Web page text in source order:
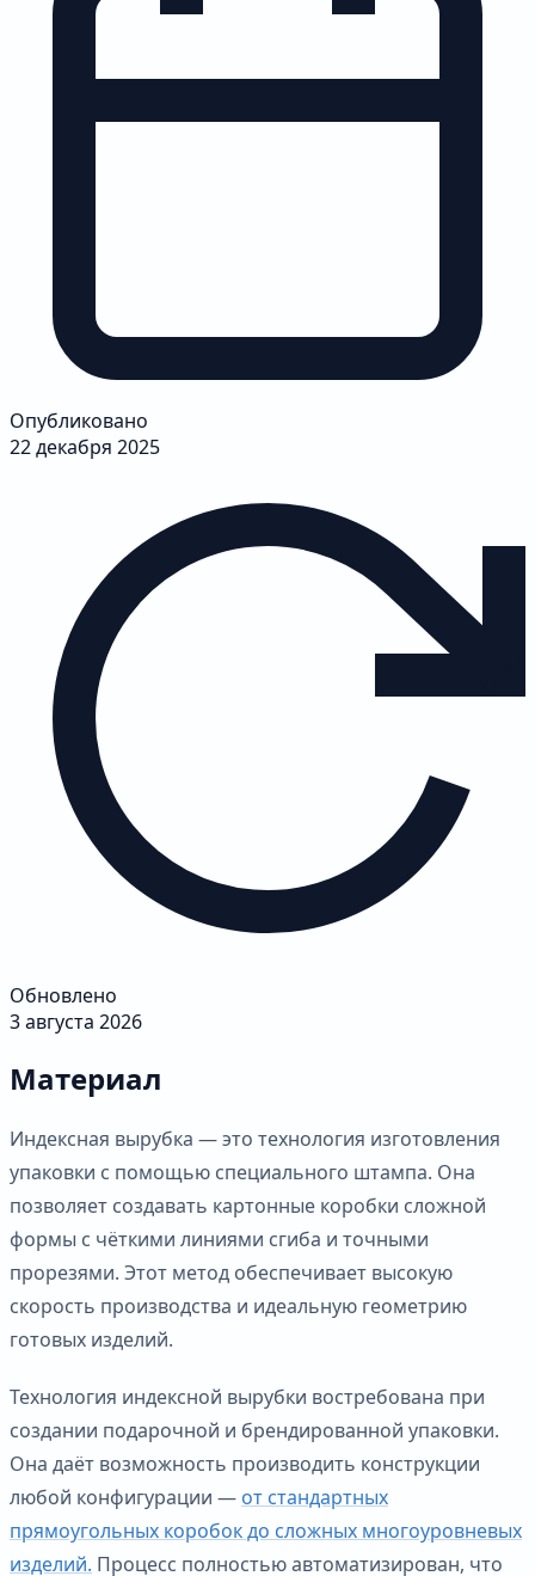
Опубликовано
22 декабря 2025
Обновлено
3 августа 2026
Материал
Индексная вырубка — это технология изготовления
упаковки с помощью специального штампа. Она
позволяет создавать картонные коробки сложной
формы с чёткими линиями сгиба и точными
прорезями. Этот метод обеспечивает высокую
скорость производства и идеальную геометрию
готовых изделий.
Технология индексной вырубки востребована при
создании подарочной и брендированной упаковки.
Она даёт возможность производить конструкции
любой конфигурации — от стандартных
прямоугольных коробок до сложных многоуровневых
изделий. Процесс полностью автоматизирован, что